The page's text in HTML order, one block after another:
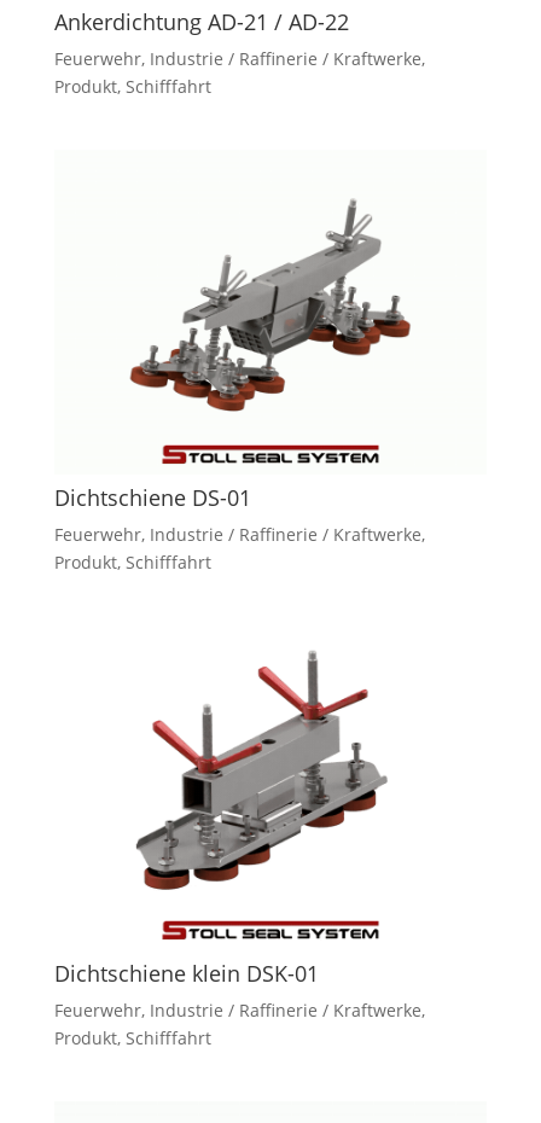
Ankerdichtung AD-21 / AD-22
Feuerwehr, Industrie / Raffinerie / Kraftwerke,
Produkt, Schifffahrt
Dichtschiene DS-01
Feuerwehr, Industrie / Raffinerie / Kraftwerke,
Produkt, Schifffahrt
Dichtschiene klein DSK-01
Feuerwehr, Industrie / Raffinerie / Kraftwerke,
Produkt, Schifffahrt